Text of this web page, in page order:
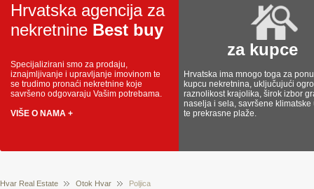
Hrvatska agencija za
nekretnine Best buy
Specijalizirani smo za prodaju,
iznajmljivanje i upravljanje imovinom te
se trudimo pronaći nekretnine koje
savršeno odgovaraju Vašim potrebama.
VIŠE O NAMA +
za kupce
Hrvatska ima mnogo toga za
kupcu nekretnina, uključujući
raznolikost krajolika, širok izbor
naselja i sela, savršene klimatske
te prekrasne plaže.
Hvar Real Estate Otok Hvar Poljica